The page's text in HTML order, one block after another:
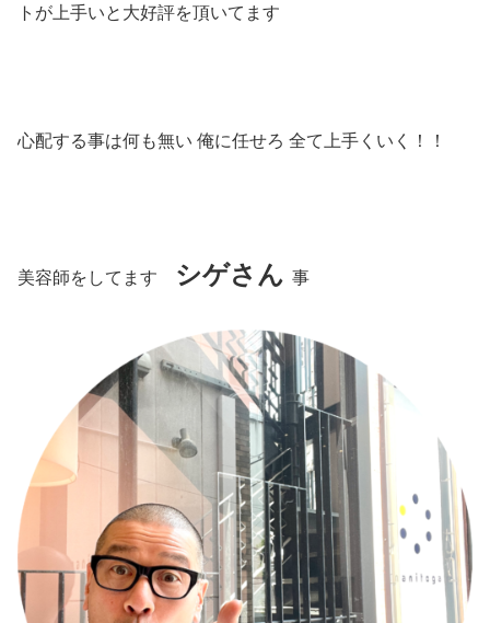
トが上手いと大好評を頂いてます
心配する事は何も無い 俺に任せろ 全て上手くいく！！
美容師をしてます シゲさん 事